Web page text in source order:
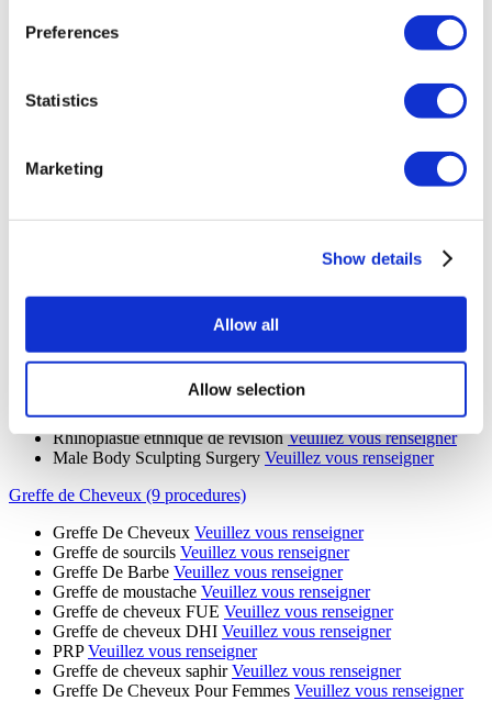
Preferences
Statistics
Marketing
Show details
Allow all
Allow selection
Skinny BBL
Blépharoplastie Supérieure
Veuillez vous renseigner
Abdominoplastie Fleur de Lys
Veuillez vous renseigner
Daddy Makeover
Mini Lifting Du Visage
Lifting profond du cou De 7 500 €
Lifting des fesses De 4 800 €
Abdominoplastie étendue De 5 450 €
Lifting du Mont de Vénus De 5 370 €
Réduction de l'aréole Veuillez vous renseigner
Veuillez vous renseigner
Septorhinoplastie de Révision Veuillez vous renseigner
Rhinoplastie ethnique de révision Veuillez vous renseigner
Male Body Sculpting Surgery Veuillez vous renseigner
Greffe de Cheveux (9 procedures)
Greffe De Cheveux Veuillez vous renseigner
Greffe de sourcils Veuillez vous renseigner
Greffe De Barbe Veuillez vous renseigner
Greffe de moustache Veuillez vous renseigner
Greffe de cheveux FUE Veuillez vous renseigner
Greffe de cheveux DHI Veuillez vous renseigner
PRP Veuillez vous renseigner
Greffe de cheveux saphir Veuillez vous renseigner
Greffe De Cheveux Pour Femmes Veuillez vous renseigner